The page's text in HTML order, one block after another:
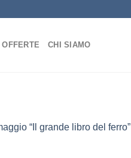
OFFERTE CHI SIAMO
“Il grande libro del ferro”